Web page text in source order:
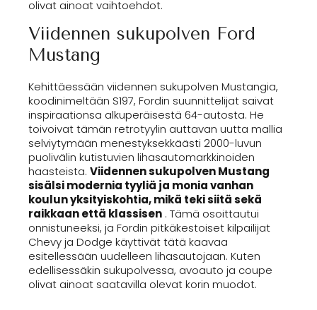
olivat ainoat vaihtoehdot.
Viidennen sukupolven Ford
Mustang
Kehittäessään viidennen sukupolven Mustangia,
koodinimeltään S197, Fordin suunnittelijat saivat
inspiraationsa alkuperäisestä 64-autosta. He
toivoivat tämän retrotyylin auttavan uutta mallia
selviytymään menestyksekkäästi 2000-luvun
puolivälin kutistuvien lihasautomarkkinoiden
haasteista. Viidennen sukupolven Mustang
sisälsi modernia tyyliä ja monia vanhan
koulun yksityiskohtia, mikä teki siitä sekä
raikkaan että klassisen . Tämä osoittautui
onnistuneeksi, ja Fordin pitkäkestoiset kilpailijat
Chevy ja Dodge käyttivät tätä kaavaa
esitellessään uudelleen lihasautojaan. Kuten
edellisessäkin sukupolvessa, avoauto ja coupe
olivat ainoat saatavilla olevat korin muodot.